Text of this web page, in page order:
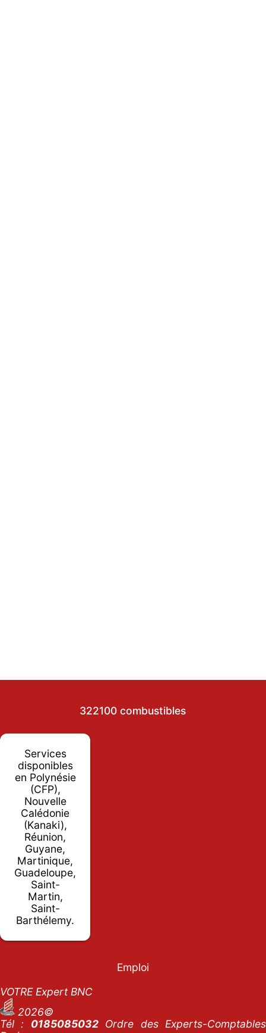
322100 combustibles
Services
disponibles
en Polynésie
(CFP),
Nouvelle
Calédonie
(Kanaki),
Réunion,
Guyane,
Martinique,
Guadeloupe,
Saint-
Martin,
Saint-
Barthélemy.
Emploi
VOTRE Expert BNC
2026©
Tél : 0185085032Ordre des Experts-Comptables